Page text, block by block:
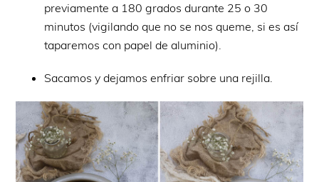
previamente a 180 grados durante 25 o 30
minutos (vigilando que no se nos queme, si es así
taparemos con papel de aluminio).
Sacamos y dejamos enfriar sobre una rejilla.